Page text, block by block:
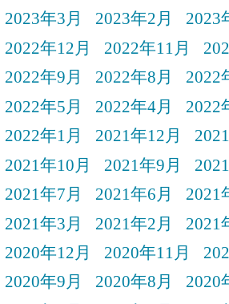
2023年3月
2023年2月
2023
2022年12月
2022年11月
2022年9月
2022年8月 2022
2022年5月
2022年4月 2022
2022年1月
2021年12月
2021年10月
2021年9月
2021年7月
2021年6月 2021
2021年3月
2021年2月
2021
2020年12月
2020年11月
2020年9月
2020年8月 2020